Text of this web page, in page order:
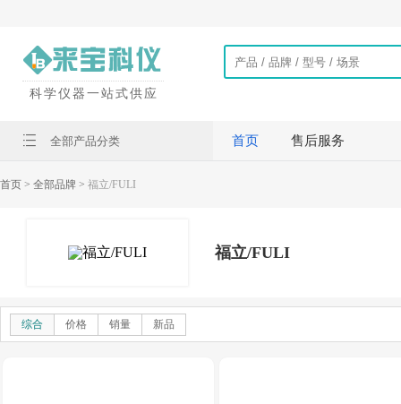
科学仪器一站式供应
全部产品分类 首页 售后服务
首页 > 全部品牌 > 福立/FULI
福立/FULI
综合 价格 销量 新品